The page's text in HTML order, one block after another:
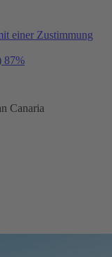
einer Zustimmung
87%
Canaria